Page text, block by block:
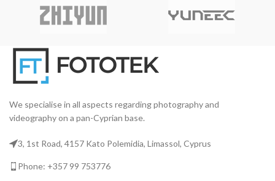
και καλλιτέχνες.
και καλλιτέχνες..
We specialise in all aspects regarding photography and
videography on a pan-Cyprian base.
3, 1st Road, 4157 Kato Polemidia, Limassol, Cyprus
Phone: +357 99 753776